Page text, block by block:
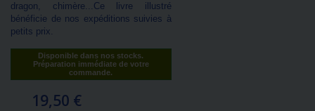
dragon, chimère...Ce livre illustré
bénéficie de nos expéditions suivies à
petits prix.
Disponible dans nos stocks.
Préparation immédiate de votre
commande.
19,50 €